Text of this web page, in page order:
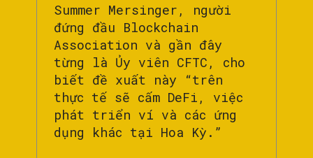
Summer Mersinger, người
đứng đầu Blockchain
Association và gần đây
từng là Ủy viên CFTC, cho
biết đề xuất này “trên
thực tế sẽ cấm DeFi, việc
phát triển ví và các ứng
dụng khác tại Hoa Kỳ.”